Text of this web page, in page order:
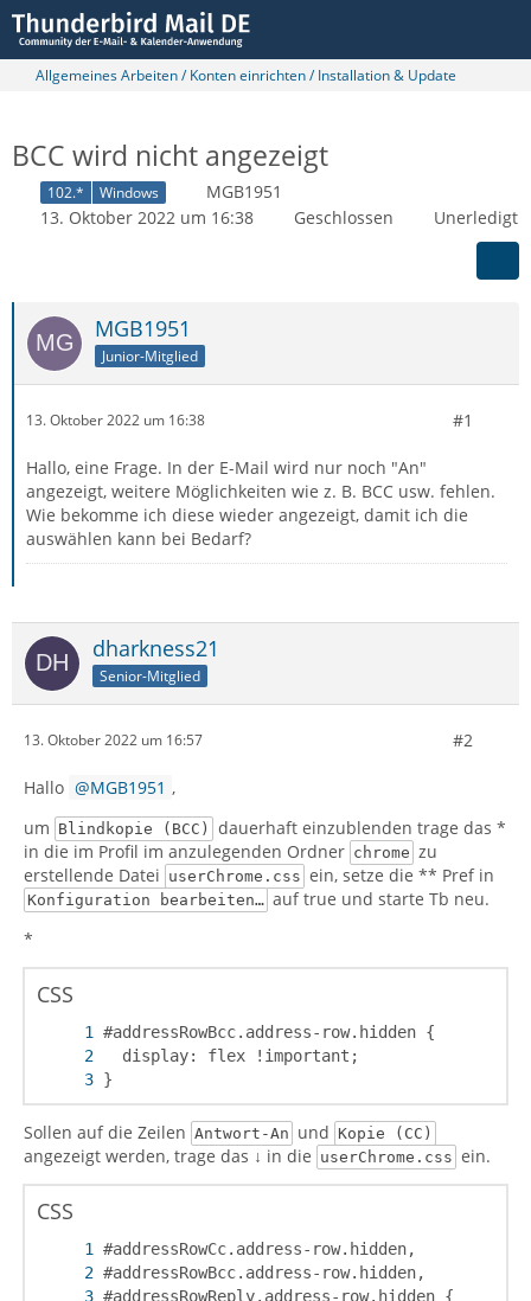
Allgemeines Arbeiten / Konten einrichten / Installation & Update
BCC wird nicht angezeigt
102.* Windows
MGB1951
13. Oktober 2022 um 16:38
Geschlossen Unerledigt
MGB1951
Junior-Mitglied
13. Oktober 2022 um 16:38 #1
Hallo, eine Frage. In der E-Mail wird nur noch "An"
angezeigt, weitere Möglichkeiten wie z. B. BCC usw. fehlen.
Wie bekomme ich diese wieder angezeigt, damit ich die
auswählen kann bei Bedarf?
dharkness21
Senior-Mitglied
13. Oktober 2022 um 16:57 #2
Hallo MGB1951 ,
um Blindkopie (BCC)
dauerhaft einzublenden trage das *
in die im Profil im anzulegenden Ordner chrome zu
erstellende Datei userChrome.css ein, setze die ** Pref in
Konfiguration bearbeiten… auf true und starte Tb neu.
*
CSS
}
Sollen auf die Zeilen Antwort-An und Kopie (CC)
angezeigt werden, trage das ↓ in die userChrome.css ein.
CSS